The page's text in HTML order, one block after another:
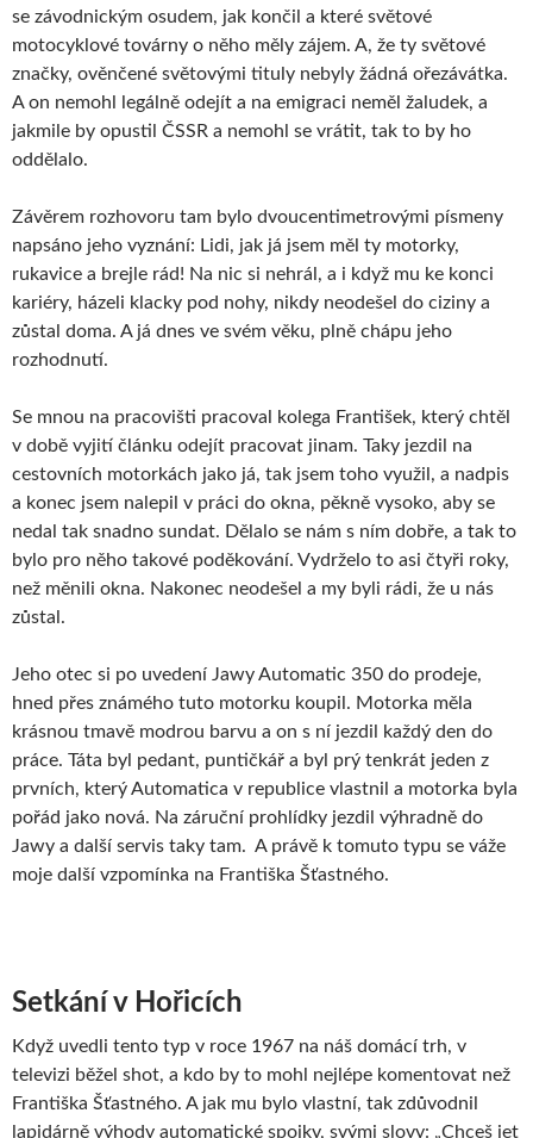
se závodnickým osudem, jak končil a které světové
motocyklové továrny o něho měly zájem. A, že ty světové
značky, ověnčené světovými tituly nebyly žádná ořezávátka.
A on nemohl legálně odejít a na emigraci neměl žaludek, a
jakmile by opustil ČSSR a nemohl se vrátit, tak to by ho
oddělalo.
Závěrem rozhovoru tam bylo dvoucentimetrovými písmeny
napsáno jeho vyznání: Lidi, jak já jsem měl ty motorky,
rukavice a brejle rád! Na nic si nehrál, a i když mu ke konci
kariéry, házeli klacky pod nohy, nikdy neodešel do ciziny a
zůstal doma. A já dnes ve svém věku, plně chápu jeho
rozhodnutí.
Se mnou na pracovišti pracoval kolega František, který chtěl
v době vyjití článku odejít pracovat jinam. Taky jezdil na
cestovních motorkách jako já, tak jsem toho využil, a nadpis
a konec jsem nalepil v práci do okna, pěkně vysoko, aby se
nedal tak snadno sundat. Dělalo se nám s ním dobře, a tak to
bylo pro něho takové poděkování. Vydrželo to asi čtyři roky,
než měnili okna. Nakonec neodešel a my byli rádi, že u nás
zůstal.
Jeho otec si po uvedení Jawy Automatic 350 do prodeje,
hned přes známého tuto motorku koupil. Motorka měla
krásnou tmavě modrou barvu a on s ní jezdil každý den do
práce. Táta byl pedant, puntičkář a byl prý tenkrát jeden z
prvních, který Automatica v republice vlastnil a motorka byla
pořád jako nová. Na záruční prohlídky jezdil výhradně do
Jawy a další servis taky tam. A právě k tomuto typu se váže
moje další vzpomínka na Františka Šťastného.
Setkání v Hořicích
Když uvedli tento typ v roce 1967 na náš domácí trh, v
televizi běžel shot, a kdo by to mohl nejlépe komentovat než
Františka Šťastného. A jak mu bylo vlastní, tak zdůvodnil
lapidárně výhody automatické spojky, svými slovy: „Chceš jet